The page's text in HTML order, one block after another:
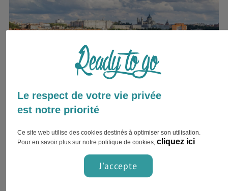
, elle associe parfaitement les
infrastructures modernes à l’un des plus riches patrimoines
histoire, son art et sa bonne humeur !
Le respect de votre vie privée
est notre priorité
Ce site web utilise des cookies destinés à optimiser son utilisation.
Pour en savoir plus sur notre politique de cookies, cliquez ici
J'accepte